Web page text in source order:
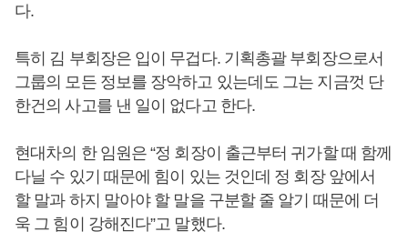
다.
특히 김 부회장은 입이 무겁다. 기획총괄 부회장으로서
그룹의 모든 정보를 장악하고 있는데도 그는 지금껏 단
한건의 사고를 낸 일이 없다고 한다.
현대차의 한 임원은 “정 회장이 출근부터 귀가할 때 함께
다닐 수 있기 때문에 힘이 있는 것인데 정 회장 앞에서
할 말과 하지 말아야 할 말을 구분할 줄 알기 때문에 더
욱 그 힘이 강해진다”고 말했다.